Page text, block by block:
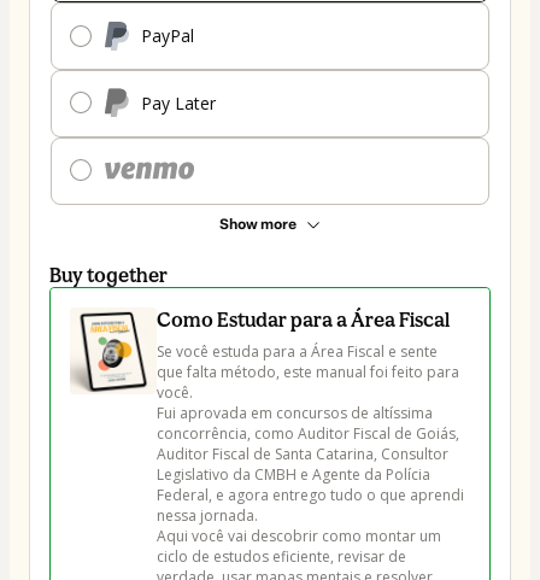
PayPal
Pay Later
Show more
Buy together
Como Estudar para a Área Fiscal
Se você estuda para a Área Fiscal e sente
que falta método, este manual foi feito para
você.
Fui aprovada em concursos de altíssima
concorrência, como Auditor Fiscal de Goiás,
Auditor Fiscal de Santa Catarina, Consultor
Legislativo da CMBH e Agente da Polícia
Federal, e agora entrego tudo o que aprendi
nessa jornada.
Aqui você vai descobrir como montar um
ciclo de estudos eficiente, revisar de